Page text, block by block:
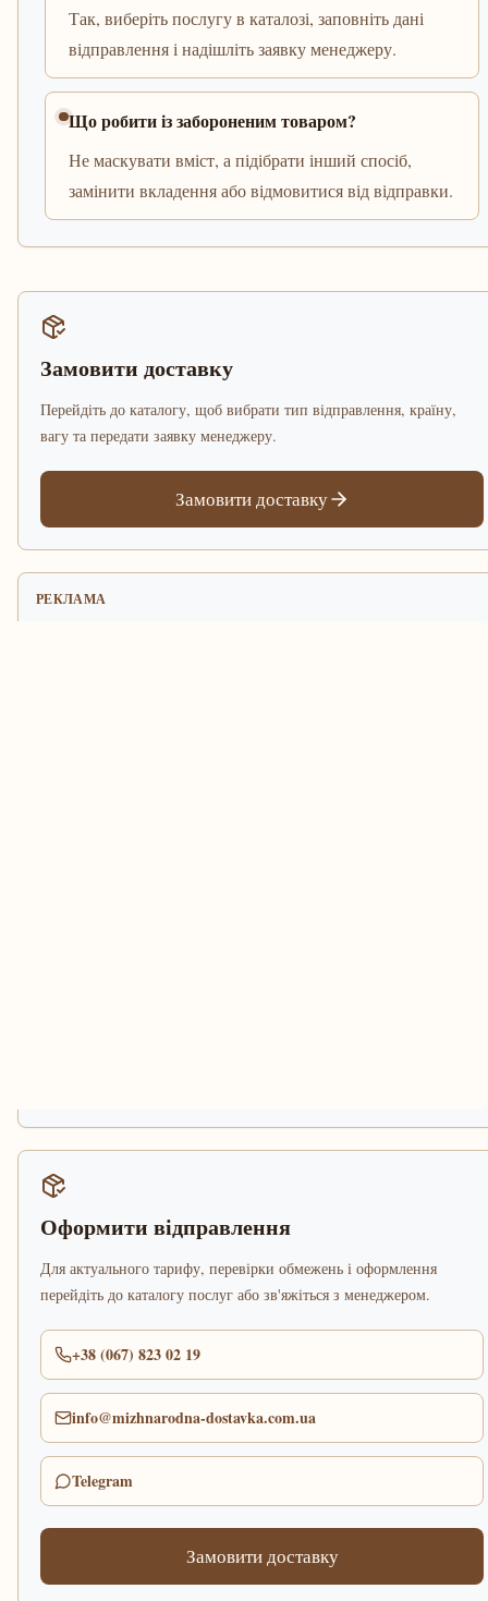
Так, виберіть послугу в каталозі, заповніть дані
відправлення і надішліть заявку менеджеру.
Що робити із забороненим товаром?
Не маскувати вміст, а підібрати інший спосіб,
замінити вкладення або відмовитися від відправки.
Замовити доставку
Перейдіть до каталогу, щоб вибрати тип відправлення, країну,
вагу та передати заявку менеджеру.
Замовити доставку
РЕКЛАМА
Оформити відправлення
Для актуального тарифу, перевірки обмежень і оформлення
перейдіть до каталогу послуг або зв'яжіться з менеджером.
+38 (067) 823 02 19
info@mizhnarodna-dostavka.com.ua
Telegram
Замовити доставку